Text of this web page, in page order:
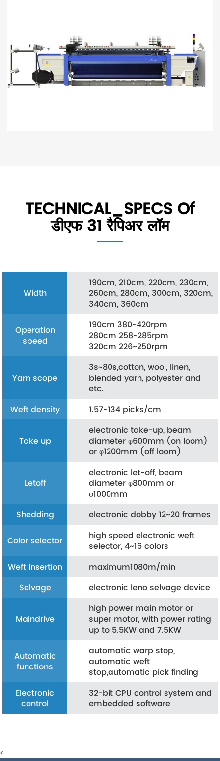
TECHNICAL_SPECS Of
डीएफ 31 रैपिअर लॉम
Width
190cm, 210cm, 220cm, 230cm,
260cm, 280cm, 300cm, 320cm,
340cm, 360cm
Operation
speed
190cm 380~420rpm
280cm 258~285rpm
320cm 226~250rpm
Yarn scope
3s~80s,cotton, wool, linen,
blended yarn, polyester and
etc.
Weft density
1.57~134 picks/cm
Take up
electronic take-up, beam
diameter φ600mm (on loom)
or φ1200mm (off loom)
Letoff
electronic let-off, beam
diameter φ800mm or
φ1000mm
Shedding
electronic dobby 12~20 frames
Color selector
high speed electronic weft
selector, 4~16 colors
Weft insertion
maximum1080m/min
Selvage
electronic leno selvage device
Maindrive
high power main motor or
super motor, with power rating
up to 5.5KW and 7.5KW
Automatic
functions
automatic warp stop,
automatic weft
stop,automatic pick finding
Electronic
control
32-bit CPU control system and
embedded software
<